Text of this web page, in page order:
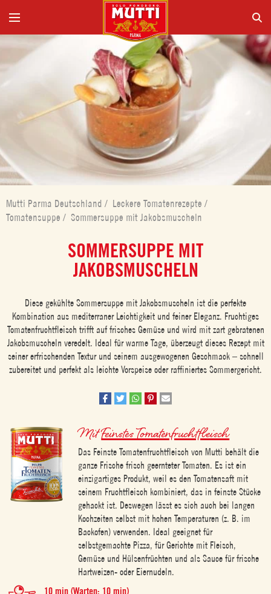
Mutti Parma Deutschland / Leckere Tomatenrezepte /
Tomatensuppe / Sommersuppe mit Jakobsmuscheln
SOMMERSUPPE MIT
JAKOBSMUSCHELN
Diese gekühlte Sommersuppe mit Jakobsmuscheln ist die perfekte
Kombination aus mediterraner Leichtigkeit und feiner Eleganz. Fruchtiges
Tomatenfruchtfleisch trifft auf frisches Gemüse und wird mit zart gebratenen
Jakobsmuscheln veredelt. Ideal für warme Tage, überzeugt dieses Rezept mit
seiner erfrischenden Textur und seinem ausgewogenen Geschmack – schnell
zubereitet und perfekt als leichte Vorspeise oder raffiniertes Sommergericht.
MitFeinstes Tomatenfruchtfleisch
Das Feinste Tomatenfruchtfleisch von Mutti behält die
ganze Frische frisch geernteter Tomaten. Es ist ein
einzigartiges Produkt, weil es den Tomatensaft mit
seinem Fruchtfleisch kombiniert, das in feinste Stücke
gehackt ist. Deswegen lässt es sich auch bei langen
Kochzeiten selbst mit hohen Temperaturen (z. B. im
Backofen) verwenden. Ideal geeignet für
selbstgemachte Pizza, für Gerichte mit Fleisch,
Gemüse und Hülsenfrüchten und als Sauce für frische
Hartweizen- oder Eiernudeln.
10 min (Warten: 10 min)